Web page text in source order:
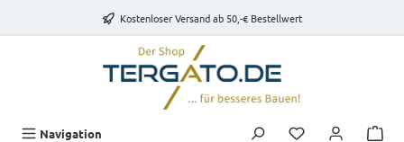
Zum Hauptinhalt springenKostenloser Versand ab 50,-€ Bestellwert
Navigation Du hast 0